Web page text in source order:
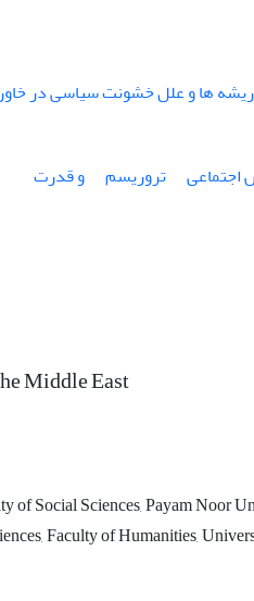
تروریسم
و قدرت
Middle East
of Social Sciences, Payam Noor
Faculty of Humanities,